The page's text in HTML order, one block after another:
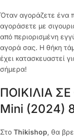
Όταν αγοράζετε ένα
αγοράσετε με
από περιορισμένη
αγορά σας. Η θήκη
έχει κατασκευαστεί
σήμερα!
ΠΟΙΚΙΛΙΑ
Mini (2024)
Στο Thikishop, θα